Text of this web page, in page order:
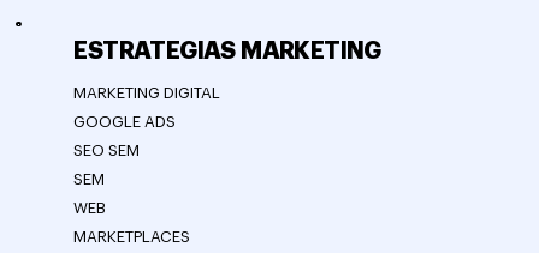
ESTRATEGIAS MARKETING
MARKETING DIGITAL
GOOGLE ADS
SEO SEM
SEM
WEB
MARKETPLACES